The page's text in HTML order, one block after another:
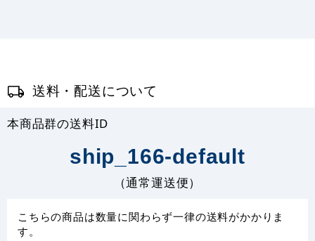
送料・配送について
本商品群の送料ID
ship_166-default
（通常運送便）
こちらの商品は数量に関わらず一律の送料がかかりま
す。